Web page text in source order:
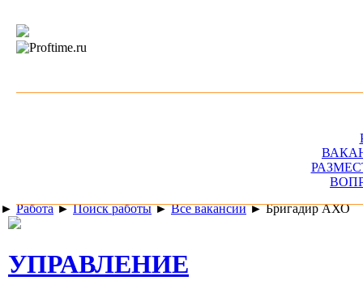
► Работа►Поиск работы►Все вакансии►Бригадир АХО
УПРАВЛЕНИЕ